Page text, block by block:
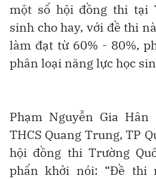
một số hội đồng thi tại
sinh cho hay, với đề thi
làm đạt từ 60% - 80%,
phân loại năng lực học
Phạm Nguyễn Gia
THCS Quang Trung, TP
hội đồng thi Trường
phấn khởi nói: “Đề thi